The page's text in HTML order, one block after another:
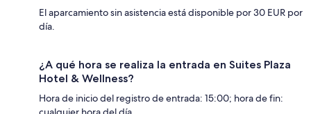
El aparcamiento sin asistencia está disponible por 30 EUR por
día.
¿A qué hora se realiza la entrada en Suites Plaza
Hotel & Wellness?
Hora de inicio del registro de entrada: 15:00; hora de fin: